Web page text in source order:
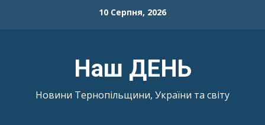
10 Серпня, 2026
Наш ДЕНЬ
Новини Тернопільщини, України та світу